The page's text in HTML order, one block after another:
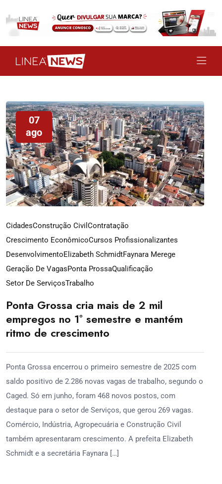
07
ago
CidadesConstrução Civil Contratação
Crescimento EconômicoCursos Profissionalizantes
DesenvolvimentoElizabeth SchmidtFaynara Merege
Geração De VagasPonta ProssaQualificação
Setor De ServiçosTrabalho
Ponta Grossa cria mais de 2 mil
empregos no 1º semestre e mantém
ritmo de crescimento
Ponta Grossa encerrou o primeiro semestre de 2025 com
saldo positivo de 2.286 novas vagas de trabalho, segundo o
Caged. Só em junho, foram 468 novos postos, com
destaque para o setor de Serviços, que gerou 269 vagas.
Comércio, Indústria, Agropecuária e Construção Civil
também apresentaram crescimento. A prefeita Elizabeth
Schmidt e a secretária Faynara […]